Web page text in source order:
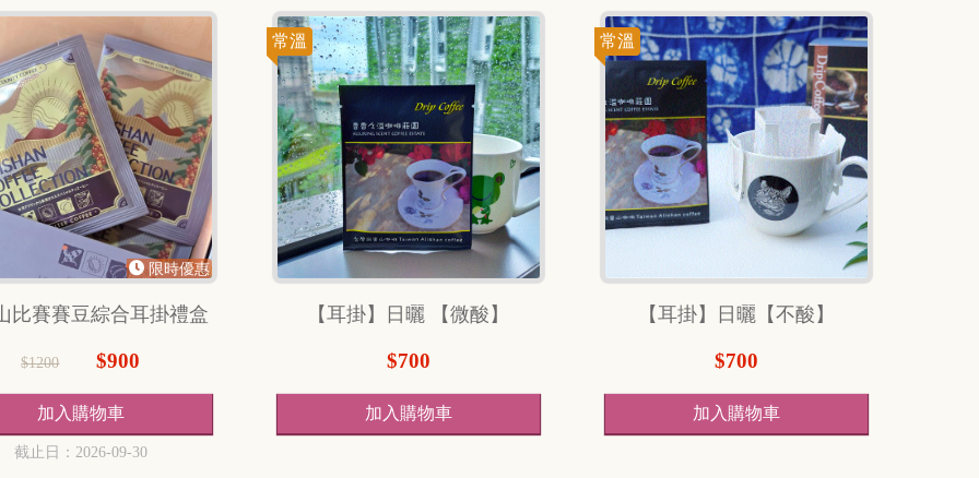
限時優惠
比賽賽豆綜合耳掛禮盒
$1200 $900
截止日：2026-09-30
常溫
【耳掛】日曬 【微酸】
$700
常溫
【耳掛】日曬【不酸】
$700